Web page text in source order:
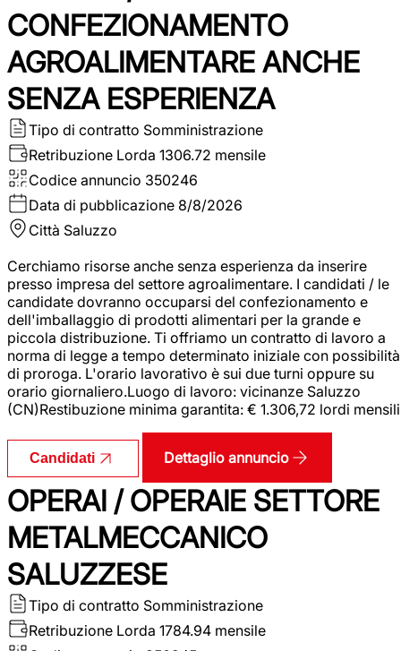
CONFEZIONAMENTO
AGROALIMENTARE ANCHE
SENZA ESPERIENZA
Tipo di contratto Somministrazione
Retribuzione Lorda 1306.72 mensile
Codice annuncio 350246
Data di pubblicazione 8/8/2026
Città Saluzzo
Cerchiamo risorse anche senza esperienza da inserire
presso impresa del settore agroalimentare. I candidati / le
candidate dovranno occuparsi del confezionamento e
dell'imballaggio di prodotti alimentari per la grande e
piccola distribuzione. Ti offriamo un contratto di lavoro a
norma di legge a tempo determinato iniziale con possibilità
di proroga. L'orario lavorativo è sui due turni oppure su
orario giornaliero.Luogo di lavoro: vicinanze Saluzzo
(CN)Restibuzione minima garantita: € 1.306,72 lordi mensili
Candidati Dettaglio annuncio
OPERAI / OPERAIE SETTORE
METALMECCANICO
SALUZZESE
Tipo di contratto Somministrazione
Retribuzione Lorda 1784.94 mensile